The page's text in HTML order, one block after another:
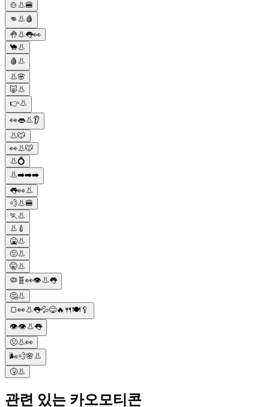
🍲👃🍔
👊👃🩸
🤚👃👅👀
🐪👃
🩸👃
👃🌸
🐷👃
👉👃
👀👄👃👂
👃🐭
👀👃🐭
👃💍
👃➡️➡️➡️
👅👀👃
💨👃🍔
🏃👃
👃💉
🤮👃
🤢👃
🤫👃
🦠🧬👀👁👃👅
🤔👃
🍞👀👃👅💦😋🔥🍴🍽️🥄
👁👁👃👅
🤢👃👀
🌬💨🌸👃
🤧👃
관련 있는 카오모티콘